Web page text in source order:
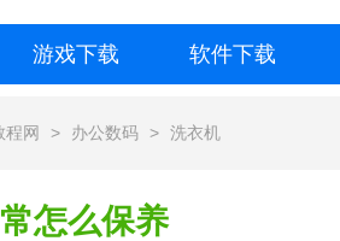
游戏下载 软件下载
程网 > 办公数码 > 洗衣机
怎么保养